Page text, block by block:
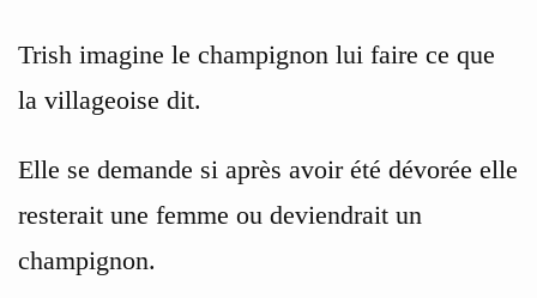
Trish imagine le champignon lui faire ce que
la villageoise dit.
Elle se demande si après avoir été dévorée elle
resterait une femme ou deviendrait un
champignon.